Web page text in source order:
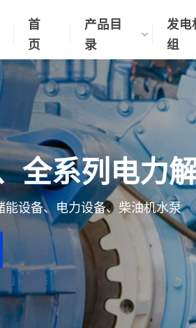
首
页
产品目
录
发电
组
全系列电力
能设备、电力设备、柴油机水泵